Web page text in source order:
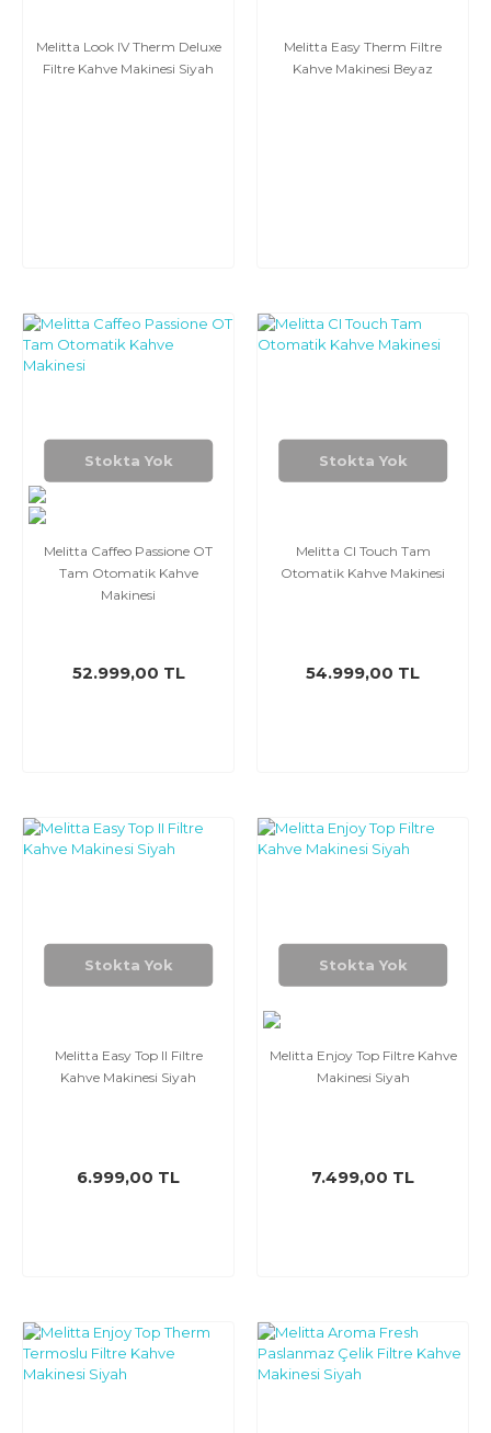
Melitta Look IV Therm Deluxe
Filtre Kahve Makinesi Siyah
Melitta Easy Therm Filtre
Kahve Makinesi Beyaz
Stokta Yok
Melitta Caffeo Passione OT
Tam Otomatik Kahve
Makinesi
52.999,00 TL
Stokta Yok
Melitta CI Touch Tam
Otomatik Kahve Makinesi
54.999,00 TL
Stokta Yok
Melitta Easy Top II Filtre
Kahve Makinesi Siyah
6.999,00 TL
Stokta Yok
Melitta Enjoy Top Filtre Kahve
Makinesi Siyah
7.499,00 TL